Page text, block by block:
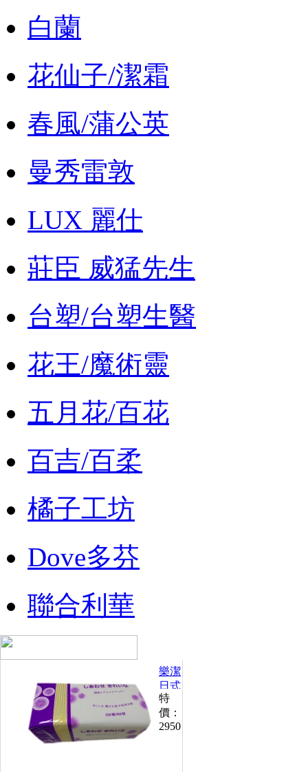
白蘭
花仙子/潔霜
春風/蒲公英
曼秀雷敦
LUX 麗仕
莊臣 威猛先生
台塑/台塑生醫
花王/魔術靈
五月花/百花
百吉/百柔
橘子工坊
Dove多芬
聯合利華
樂潔
日式
抽取
衛生
紙
特
價：
2950